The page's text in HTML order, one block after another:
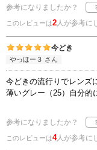
参考になりましたか？
このレビューは2人が参考に
今どき
やっほー３ さん
今どきの流行りでレンズ
薄いグレー（25）自分的
参考になりましたか？
このレビューは4人が参考に